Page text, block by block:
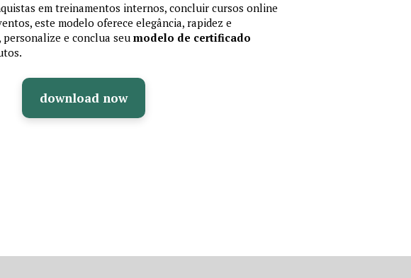
em treinamentos internos, concluir cursos online
este modelo oferece elegância, rapidez e
e conclua seu modelo de certificado
download now